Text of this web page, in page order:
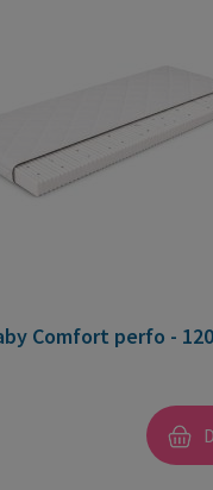
Comfort perfo -